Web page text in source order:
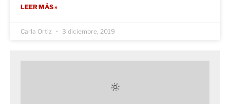
LEER MÁS »
Carla Ortiz 3 diciembre, 2019